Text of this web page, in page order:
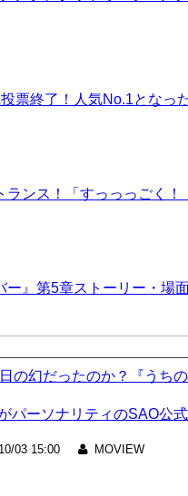
票終了！人気No.1となっ
ランス！「すっっっごく！
ー』第5章ストーリー・場
の幻だったのか？『うち
パーソナリティのSAO公
03 15:00 MOVIEW